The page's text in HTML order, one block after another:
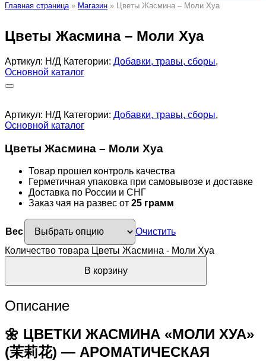
Главная страница» Магазин » Цветы Жасмина – Моли Хуа
Цветы Жасмина – Моли Хуа
Артикул: Н/Д Категории: Добавки, травы, сборы,
Основной каталог
Артикул: Н/Д Категории: Добавки, травы, сборы,
Основной каталог
Цветы Жасмина – Моли Хуа
Товар прошел контроль качества
Герметичная упаковка при самовывозе и доставке
Доставка по России и СНГ
Заказ чая на развес от 25 грамм
Вес
Очистить
Количество товара Цветы Жасмина - Моли Хуа
В корзину
Описание
🌼 ЦВЕТКИ ЖАСМИНА «МОЛИ ХУА»
(茉莉花) — АРОМАТИЧЕСКАЯ